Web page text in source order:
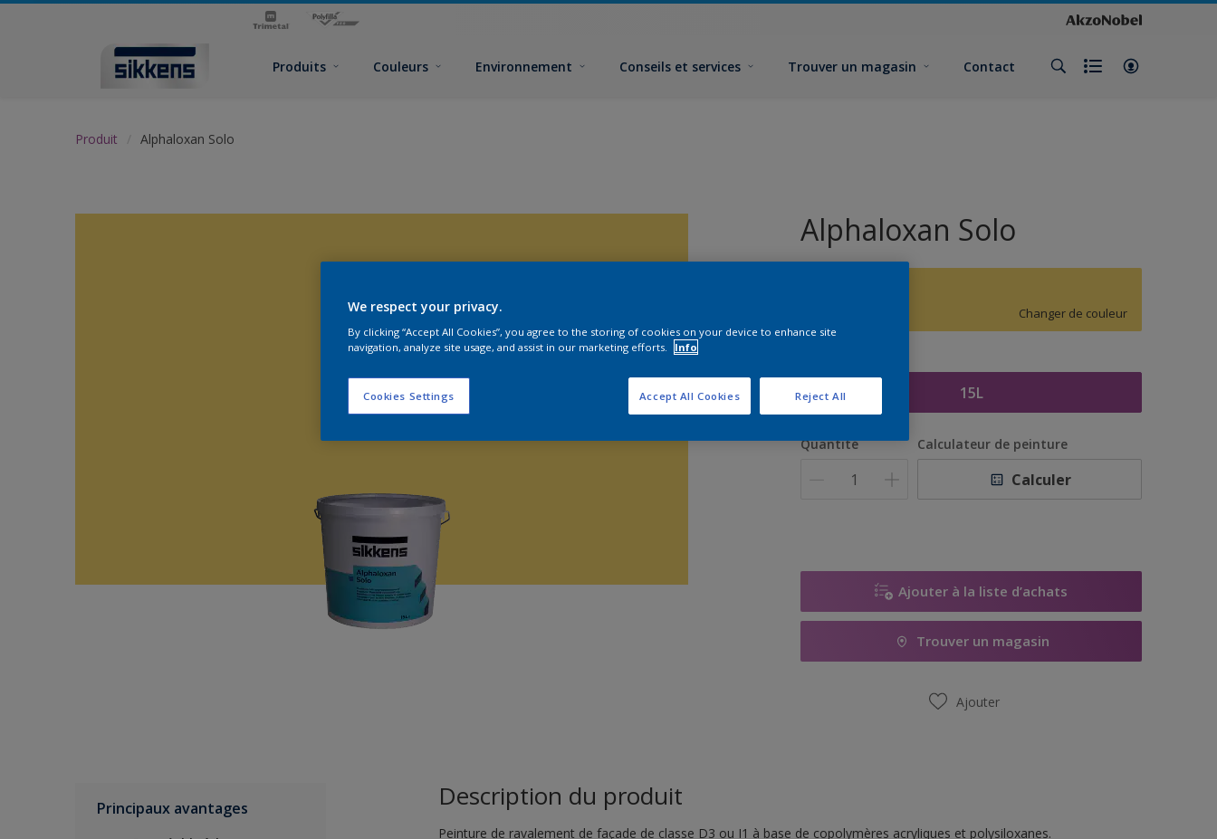
Produits Couleurs Environnement Conseils et services Trouver un magasin Contact
Produit Alphaloxan Solo
Alphaloxan Solo
Changer de couleur
15L
Quantité Calculateur de peinture
Calculer
Ajouter à la liste d’achats
Trouver un magasin
Ajouter
Principaux avantages Description du produit
Peinture de ravalement de façade de classe D3 ou I1 à base de copolymères acryliques et polysiloxanes.
We respect your privacy.
By clicking “Accept All Cookies”, you agree to the storing of cookies on your device to enhance site
navigation, analyze site usage, and assist in our marketing efforts.
Info
Cookies Settings Reject All
Accept All Cookies